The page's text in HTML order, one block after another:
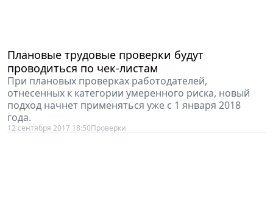
Плановые трудовые проверки будут
проводиться по чек-листам
При плановых проверках работодателей,
отнесенных к категории умеренного риска, новый
подход начнет применяться уже с 1 января 2018
года.
12 сентября 2017 18:50Проверки